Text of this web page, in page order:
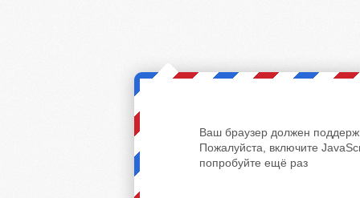
Ваш браузер должен
Пожалуйста, включите
попробуйте ещё раз